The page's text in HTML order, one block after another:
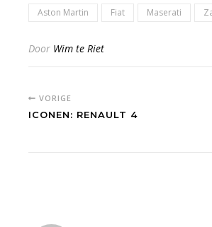
Aston Martin Fiat Maserati
Door Wim te Riet
VORIGE
ICONEN: RENAULT 4